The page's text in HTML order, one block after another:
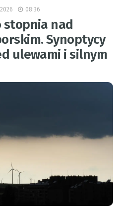
08:36
stopnia nad
Synoptycy
ulewami i silnym